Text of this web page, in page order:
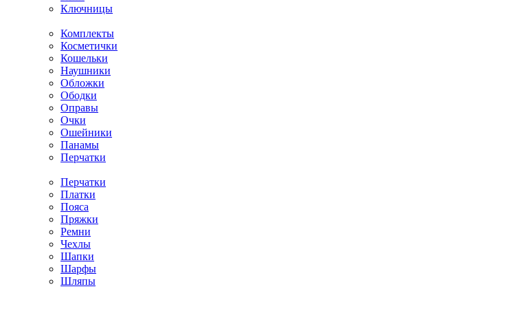
Ключницы
Комплекты
Косметички
Кошельки
Наушники
Обложки
Ободки
Оправы
Очки
Ошейники
Панамы
Перчатки
Перчатки
Платки
Пояса
Пряжки
Ремни
Чехлы
Шапки
Шарфы
Шляпы